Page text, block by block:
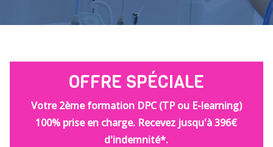
OFFRE SPÉCIALE
Votre 2ème formation DPC (TP ou E-learning)
100% prise en charge. Recevez jusqu'à 396€
d'indemnité*.